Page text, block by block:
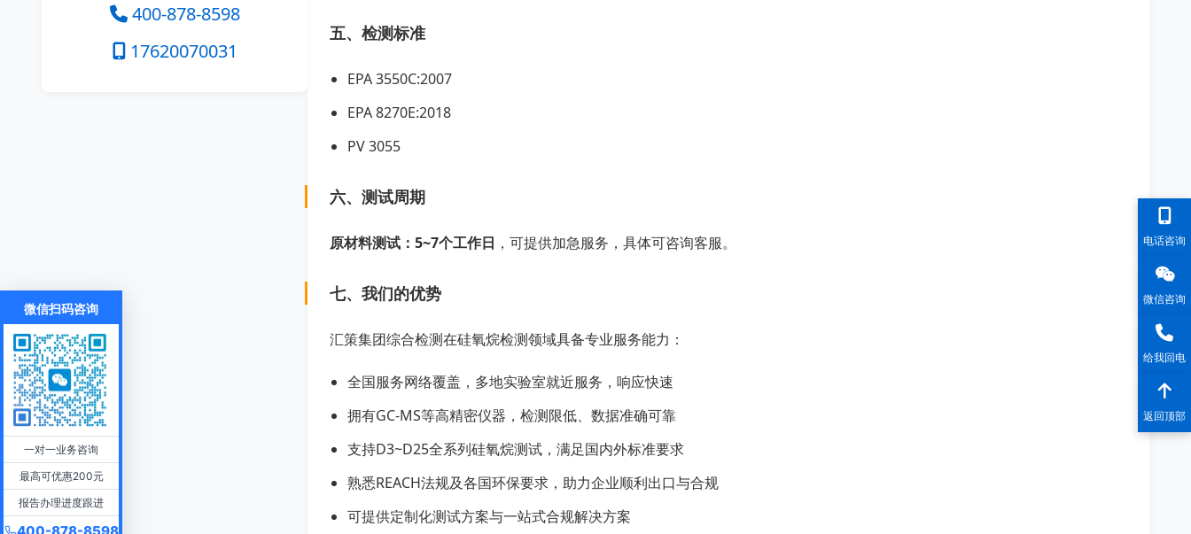
五、检测标准
EPA 3550C:2007
EPA 8270E:2018
PV 3055
六、测试周期
原材料测试：5~7个工作日 ，可提供加急服务，具体可咨询客服。
七、我们的优势
汇策集团综合检测在硅氧烷检测领域具备专业服务能力：
全国服务网络覆盖，多地实验室就近服务，响应快速
拥有GC-MS等高精密仪器，检测限低、数据准确可靠
支持D3~D25全系列硅氧烷测试，满足国内外标准要求
熟悉REACH法规及各国环保要求，助力企业顺利出口与合规
可提供定制化测试方案与一站式合规解决方案
400-878-8598
17620070031
电话咨询
微信咨询
给我回电
返回顶部
微信扫码咨询
一对一业务咨询
最高可优惠200元
报告办理进度跟进
400-878-8598